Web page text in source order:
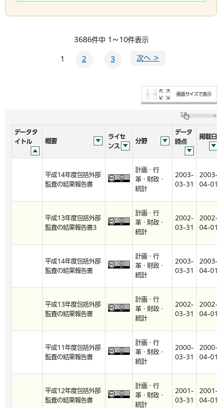
3686件中 1～10件表示
1 2 3 次へ ＞
画面サイズで表示
データタ
イトル
概要
ライセ
ンス
分野
データ
時点
掲載日
平成14年度包括外部
監査の結果報告書
計画・行
革・財政・
統計
2003-
03-31
2003-
04-01
平成13年度包括外部
監査の結果報告書3
計画・行
革・財政・
統計
2002-
03-31
2002-
04-01
平成14年度包括外部
監査の結果報告書
計画・行
革・財政・
統計
2003-
03-31
2003-
04-01
平成13年度包括外部
監査の結果報告書
計画・行
革・財政・
統計
2002-
03-31
2002-
04-01
平成11年度包括外部
監査の結果報告書
計画・行
革・財政・
統計
2000-
03-31
2000-
04-01
平成12年度包括外部
監査の結果報告書
計画・行
革・財政・
統計
2001-
03-31
2001-
04-01